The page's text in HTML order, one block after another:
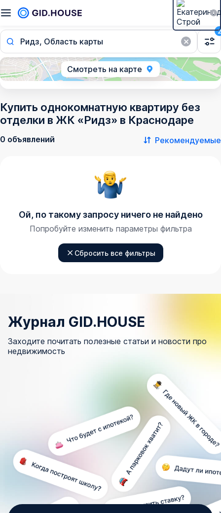
Ридз, Область карты
2
Смотреть на карте
Купить однокомнатную квартиру без
отделки в ЖК «Ридз» в Краснодаре
0 объявлений Рекомендуемые
Ой, по такому запросу ничего не найдено
Попробуйте изменить параметры фильтра
Сбросить все фильтры
Журнал GID.HOUSE
Заходите почитать полезные статьи и новости про
недвижимость